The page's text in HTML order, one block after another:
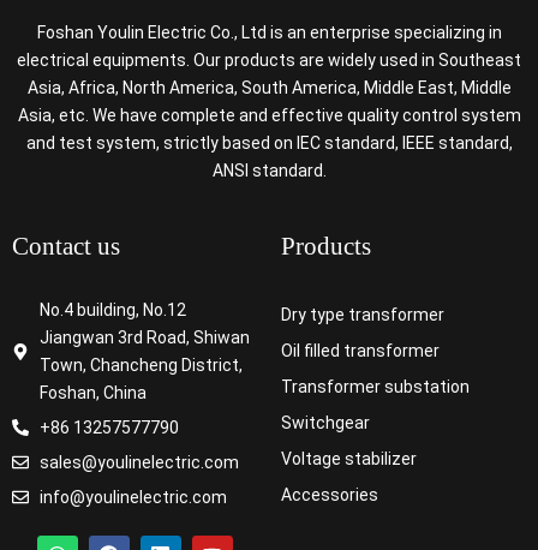
Foshan Youlin Electric Co., Ltd is an enterprise specializing in
electrical equipments. Our products are widely used in Southeast
Asia, Africa, North America, South America, Middle East, Middle
Asia, etc. We have complete and effective quality control system
and test system, strictly based on IEC standard, IEEE standard,
ANSI standard.
Contact us
No.4 building, No.12
Jiangwan 3rd Road, Shiwan
Town, Chancheng District,
Foshan, China
+86 13257577790
sales@youlinelectric.com
info@youlinelectric.com
Products
Dry type transformer
Oil filled transformer
Transformer substation
Switchgear
Voltage stabilizer
Accessories